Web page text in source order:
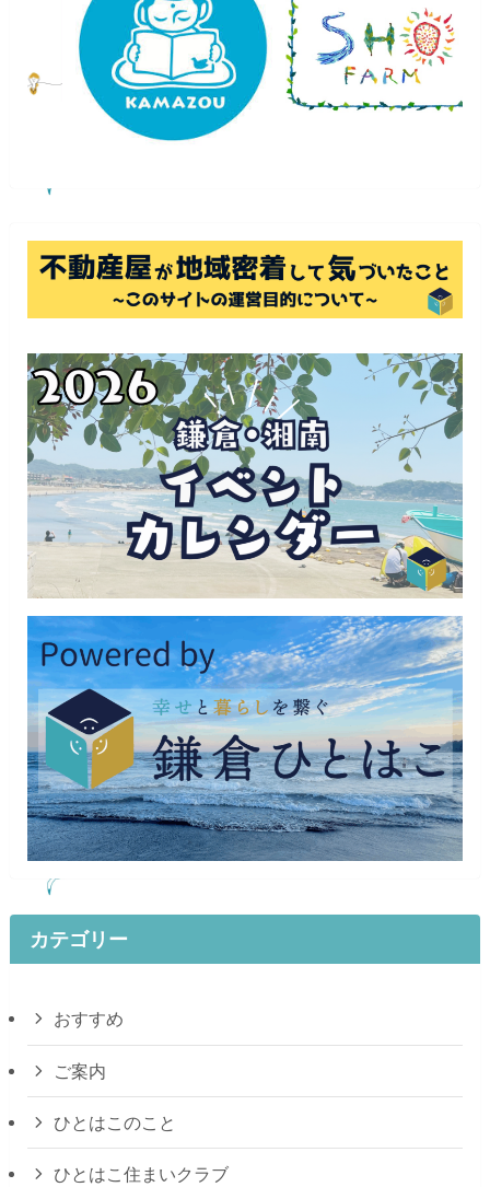
カテゴリー
おすすめ
ご案内
ひとはこのこと
ひとはこ住まいクラブ